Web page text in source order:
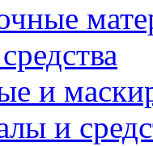
и
и